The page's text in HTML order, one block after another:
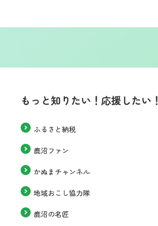
もっと知りたい！応援したい！
ふるさと納税
鹿沼ファン
かぬまチャンネル
地域おこし協力隊
鹿沼の名匠